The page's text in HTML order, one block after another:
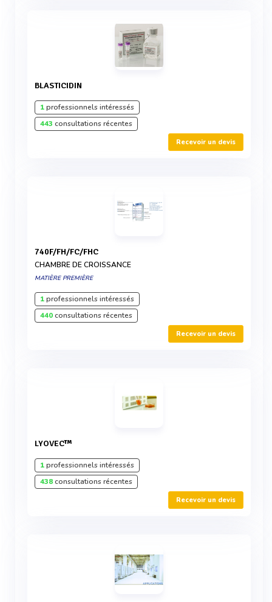
BLASTICIDIN
1professionnels intéressés
443 consultations récentes
Recevoir un devis
740F/FH/FC/FHC
CHAMBRE DE CROISSANCE
MATIÈRE PREMIÈRE
1professionnels intéressés
440consultations récentes
Recevoir un devis
LYOVEC™
1professionnels intéressés
438consultations récentes
Recevoir un devis